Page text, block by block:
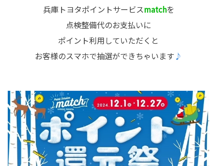
兵庫トヨタポイントサービスmatchを
点検整備代のお支払いに
ポイント利用していただくと
お客様のスマホで抽選ができちゃいます ♪